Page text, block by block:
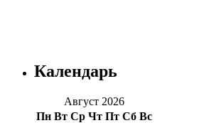
Календарь
Август 2026
Пн Вт Ср Чт Пт Сб Вс